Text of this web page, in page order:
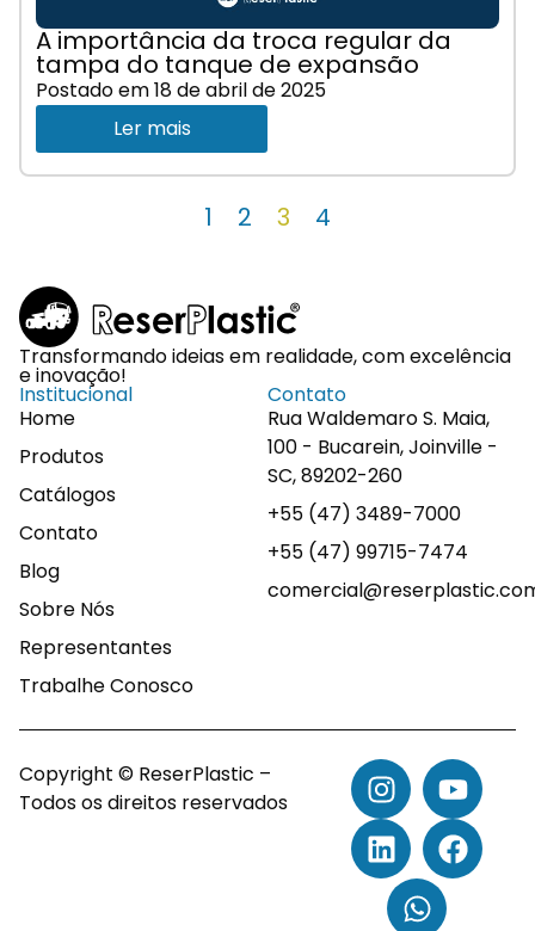
A importância da troca regular da
tampa do tanque de expansão
Postado em18 de abril de 2025
Ler mais
1 2 3 4
Transformando ideias em realidade, com excelência
e inovação!
Institucional
Home
Produtos
Catálogos
Contato
Blog
Sobre Nós
Representantes
Trabalhe Conosco
Contato
Rua Waldemaro S. Maia,
100 - Bucarein, Joinville -
SC, 89202-260
+55 (47) 3489-7000
+55 (47) 99715-7474
Copyright © ReserPlastic –
Todos os direitos reservados